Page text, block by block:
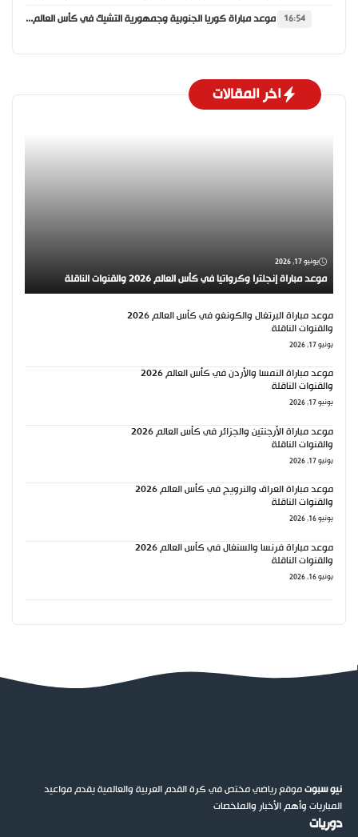
16:54 موعد مباراة كوريا الجنوبية وجمهورية التشيك في كأس العالم 2026 والقنوات الناقلة
اخر المقالات
يونيو 17, 2026
موعد مباراة إنجلترا وكرواتيا في كأس العالم 2026 والقنوات الناقلة
موعد مباراة البرتغال والكونغو في كأس العالم 2026
والقنوات الناقلة
يونيو 17, 2026
موعد مباراة النمسا والأردن في كأس العالم 2026
والقنوات الناقلة
يونيو 17, 2026
موعد مباراة الأرجنتين والجزائر في كأس العالم 2026
والقنوات الناقلة
يونيو 17, 2026
موعد مباراة العراق والنرويج في كأس العالم 2026
والقنوات الناقلة
يونيو 16, 2026
موعد مباراة فرنسا والسنغال في كأس العالم 2026
والقنوات الناقلة
يونيو 16, 2026
نيو سبوتموقع رياضي مختص في كرة القدم العربية والعالمية يقدم مواعيد
المباريات وأهم الأخبار والملخصات
دوريات